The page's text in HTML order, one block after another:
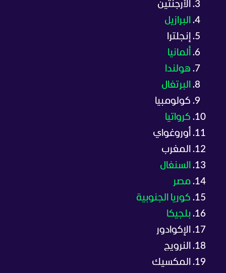
الأرجنتين
البرازيل
إنجلترا
ألمانيا
هولندا
البرتغال
كولومبيا
كرواتيا
أوروغواي
المغرب
السنغال
مصر
كوريا الجنوبية
بلجيكا
الإكوادور
النرويج
المكسيك